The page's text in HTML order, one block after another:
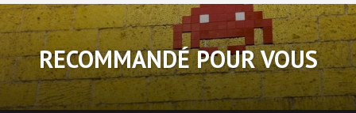
RECOMMANDÉ POUR VOUS